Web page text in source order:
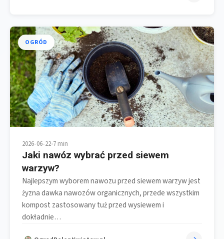
OGRÓD
2026-06-22•7 min
Jaki nawóz wybrać przed siewem
warzyw?
Najlepszym wyborem nawozu przed siewem warzyw jest
żyzna dawka nawozów organicznych, przede wszystkim
kompost zastosowany tuż przed wysiewem i
dokładnie…